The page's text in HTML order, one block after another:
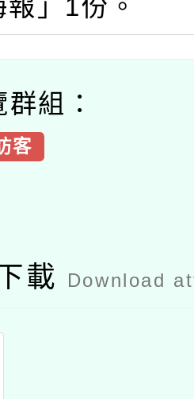
報」1份。
組：
客
載 Download